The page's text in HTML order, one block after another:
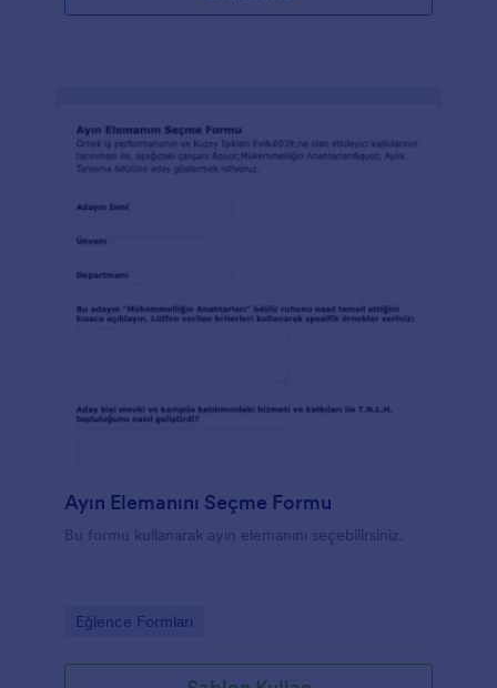
Ayın Elemanını Seçme Formu
Bu formu kullanarak ayın elemanını seçebilirsiniz.
Go to Category:
Eğlence Formları